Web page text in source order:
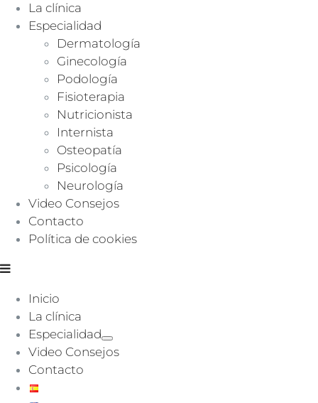
La clínica
Especialidad
Dermatología
Ginecología
Podología
Fisioterapia
Nutricionista
Internista
Osteopatía
Psicología
Neurología
Video Consejos
Contacto
Política de cookies
Inicio
La clínica
Especialidad
Video Consejos
Contacto